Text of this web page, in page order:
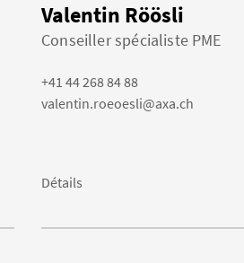
Valentin Röösli
Conseiller spécialiste PME
+41 44 268 84 88
valentin.roeoesli@axa.ch
Détails